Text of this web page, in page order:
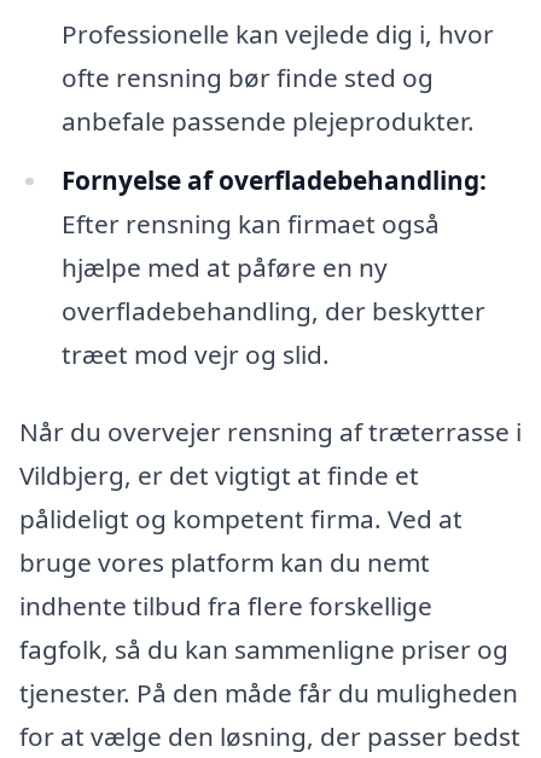
Professionelle kan vejlede dig i, hvor
ofte rensning bør finde sted og
anbefale passende plejeprodukter.
Fornyelse af overfladebehandling:
Efter rensning kan firmaet også
hjælpe med at påføre en ny
overfladebehandling, der beskytter
træet mod vejr og slid.
Når du overvejer rensning af træterrasse i
Vildbjerg, er det vigtigt at finde et
pålideligt og kompetent firma. Ved at
bruge vores platform kan du nemt
indhente tilbud fra flere forskellige
fagfolk, så du kan sammenligne priser og
tjenester. På den måde får du muligheden
for at vælge den løsning, der passer bedst